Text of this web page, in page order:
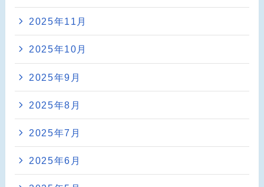
2025年11月
2025年10月
2025年9月
2025年8月
2025年7月
2025年6月